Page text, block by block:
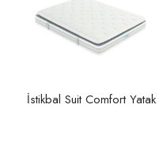
İstikbal Suit Comfort Yatak